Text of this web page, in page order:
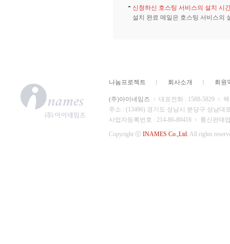
신청하신 호스팅 서비스의 설치 시
설치 완료 메일은 호스팅 서비스의
나눔프로젝트 회사소개 회원
(주)아이네임즈 대표전화 : 1588-5829
주소 : (13496) 경기도 성남시 분당구 성남대
사업자등록번호 : 214-86-80418
통신판매
Copyright ⓒ INAMES Co.,Ltd. All rights